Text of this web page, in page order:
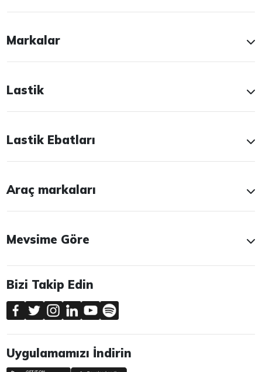
Markalar
Lastik
Lastik Ebatları
Araç markaları
Mevsime Göre
Bizi Takip Edin
Uygulamamızı İndirin